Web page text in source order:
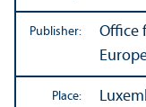
Publisher:
Office
Place: